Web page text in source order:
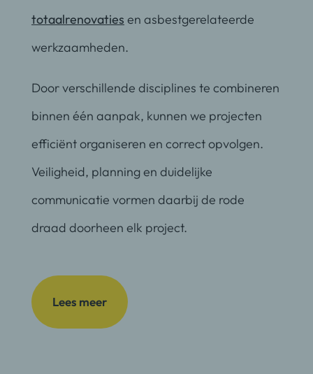
totaalrenovaties en asbestgerelateerde
werkzaamheden.
Door verschillende disciplines te combineren
binnen één aanpak, kunnen we projecten
efficiënt organiseren en correct opvolgen.
Veiligheid, planning en duidelijke
communicatie vormen daarbij de rode
draad doorheen elk project.
Lees meer